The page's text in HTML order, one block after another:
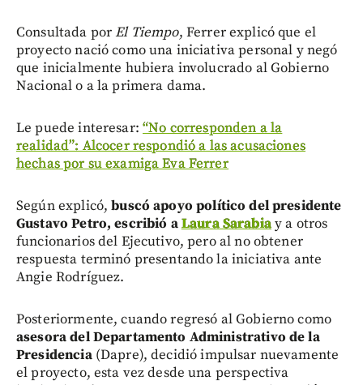
Consultada porEl Tiempo, Ferrer explicó que el
proyecto nació como una iniciativa personal y negó
que inicialmente hubiera involucrado al Gobierno
Nacional o a la primera dama.
Le puede interesar: “No corresponden a la
realidad”: Alcocer respondió a las acusaciones
hechas por su examiga Eva Ferrer
Según explicó,buscó apoyo político del presidente
Gustavo Petro, escribió aLaura Sarabiay a otros
funcionarios del Ejecutivo, pero al no obtener
respuesta terminó presentando la iniciativa ante
Angie Rodríguez.
Posteriormente, cuando regresó al Gobierno como
asesora del Departamento Administrativo de la
Presidencia (Dapre), decidió impulsar nuevamente
el proyecto, esta vez desde una perspectiva